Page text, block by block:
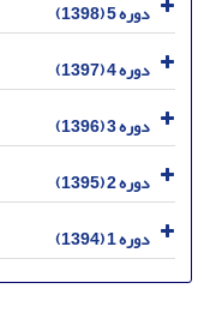
دوره 5 (1398)
دوره 4 (1397)
دوره 3 (1396)
دوره 2 (1395)
دوره 1 (1394)